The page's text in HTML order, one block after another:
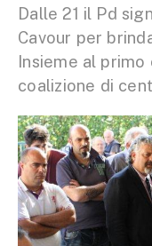
Dalle 21 il Pd
Cavour per
Insieme al
coalizione di